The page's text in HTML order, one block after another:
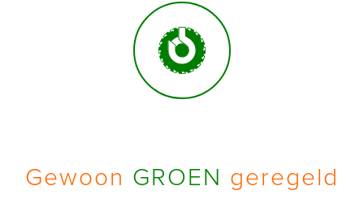
Gewoon GROEN geregeld